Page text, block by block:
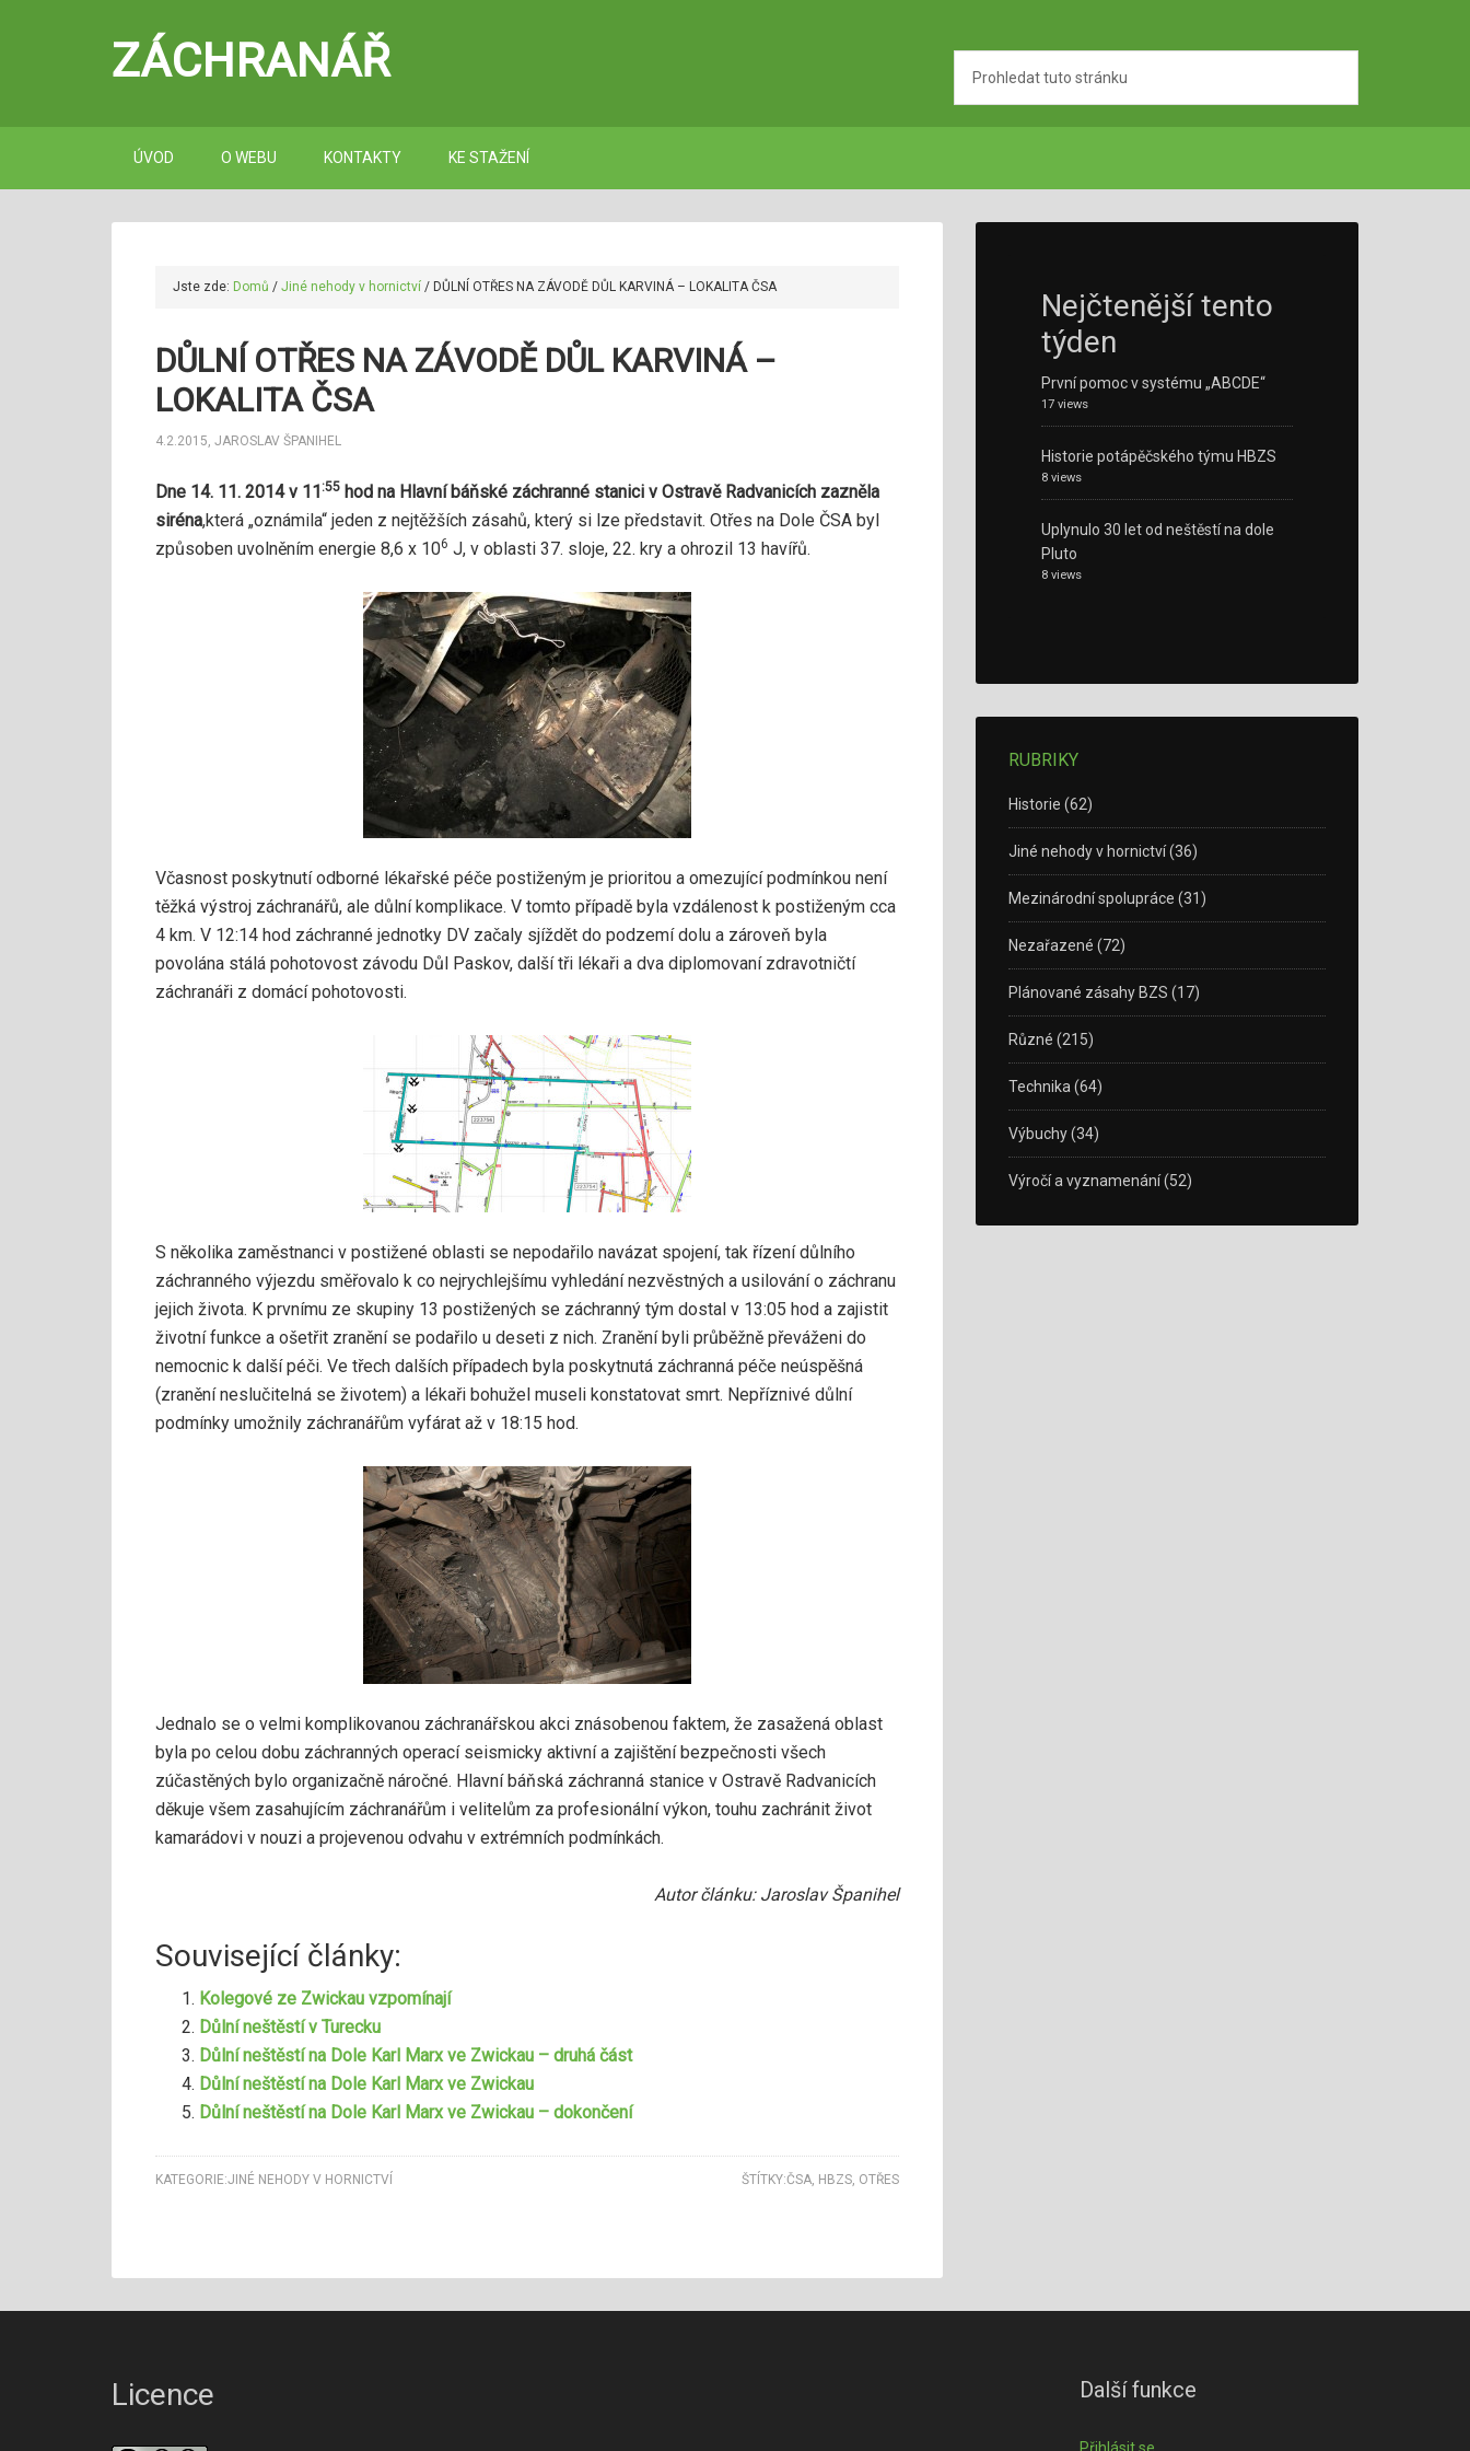
ZÁCHRANÁŘ
ÚVOD O WEBU KONTAKTY KE STAŽENÍ
Jste zde: Domů / Jiné nehody v hornictví / DŮLNÍ OTŘES NA ZÁVODĚ DŮL KARVINÁ – LOKALITA ČSA
DŮLNÍ OTŘES NA ZÁVODĚ DŮL KARVINÁ –
LOKALITA ČSA
4.2.2015, JAROSLAV ŠPANIHEL
Dne 14. 11. 2014 v 11 :55 hod na Hlavní báňské záchranné stanici v Ostravě Radvanicích zazněla
siréna,která „oznámila“ jeden z nejtěžších zásahů, který si lze představit. Otřes na Dole ČSA byl
způsoben uvolněním energie 8,6 x 106 J, v oblasti 37. sloje, 22. kry a ohrozil 13 havířů.
Včasnost poskytnutí odborné lékařské péče postiženým je prioritou a omezující podmínkou není
těžká výstroj záchranářů, ale důlní komplikace. V tomto případě byla vzdálenost k postiženým cca
4 km. V 12:14 hod záchranné jednotky DV začaly sjíždět do podzemí dolu a zároveň byla
povolána stálá pohotovost závodu Důl Paskov, další tři lékaři a dva diplomovaní zdravotničtí
záchranáři z domácí pohotovosti.
S několika zaměstnanci v postižené oblasti se nepodařilo navázat spojení, tak řízení důlního
záchranného výjezdu směřovalo k co nejrychlejšímu vyhledání nezvěstných a usilování o záchranu
jejich života. K prvnímu ze skupiny 13 postižených se záchranný tým dostal v 13:05 hod a zajistit
životní funkce a ošetřit zranění se podařilo u deseti z nich. Zranění byli průběžně převáženi do
nemocnic k další péči. Ve třech dalších případech byla poskytnutá záchranná péče neúspěšná
(zranění neslučitelná se životem) a lékaři bohužel museli konstatovat smrt. Nepříznivé důlní
podmínky umožnily záchranářům vyfárat až v 18:15 hod.
Jednalo se o velmi komplikovanou záchranářskou akci znásobenou faktem, že zasažená oblast
byla po celou dobu záchranných operací seismicky aktivní a zajištění bezpečnosti všech
zúčastěných bylo organizačně náročné. Hlavní báňská záchranná stanice v Ostravě Radvanicích
děkuje všem zasahujícím záchranářům i velitelům za profesionální výkon, touhu zachránit život
kamarádovi v nouzi a projevenou odvahu v extrémních podmínkách.
Autor článku: Jaroslav Španihel
Související články:
Kolegové ze Zwickau vzpomínají
Důlní neštěstí v Turecku
Důlní neštěstí na Dole Karl Marx ve Zwickau – druhá část
Důlní neštěstí na Dole Karl Marx ve Zwickau
Důlní neštěstí na Dole Karl Marx ve Zwickau – dokončení
KATEGORIE:JINÉ NEHODY V HORNICTVÍ ŠTÍTKY:ČSA, HBZS, OTŘES
Nejčtenější tento
týden
První pomoc v systému „ABCDE“
17 views
Historie potápěčského týmu HBZS
8 views
Uplynulo 30 let od neštěstí na dole
Pluto
8 views
RUBRIKY
Historie (62)
Jiné nehody v hornictví(36)
Mezinárodní spolupráce (31)
Nezařazené (72)
Plánované zásahy BZS (17)
Různé (215)
Technika (64)
Výbuchy(34)
Výročí a vyznamenání(52)
Licence Další funkce